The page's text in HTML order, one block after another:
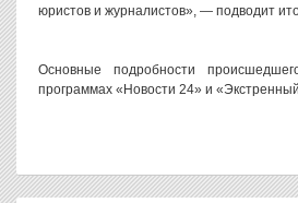
юристов и журналистов», — подводит
Основные подробности
программах «Новости 24» и